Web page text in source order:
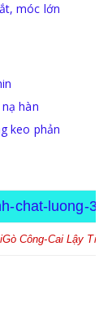
móc lớn
hàn
keo phản
Gò Công-Cai Lậy Tiền